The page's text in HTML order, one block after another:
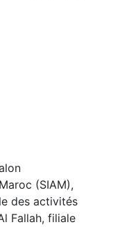
(SIAM),
des activités
Fallah, filiale